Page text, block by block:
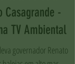
baleias com
Casagrande -
TV Ambiental